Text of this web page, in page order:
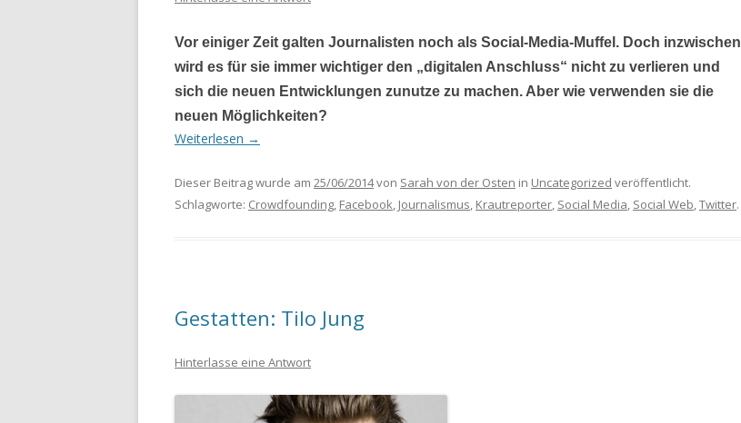
Vor einiger Zeit galten Journalisten noch als Social-Media-Muffel. Doch inzwischen
wird es für sie immer wichtiger den „digitalen Anschluss“ nicht zu verlieren und
sich die neuen Entwicklungen zunutze zu machen. Aber wie verwenden sie die
neuen Möglichkeiten?
Weiterlesen →
Dieser Beitrag wurde am 25/06/2014von Sarah von der Osten in Uncategorized veröffentlicht.
Schlagworte: Crowdfounding, Facebook, Journalismus, Krautreporter, Social Media, Social Web,Twitter.
Gestatten: Tilo Jung
Hinterlasse eine Antwort